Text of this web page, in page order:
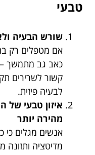
טבעי
שורש הבעיה
אם מטפלים רק
כאב גב מתמשך
קשור לשרירים
לבעיה פיזית.
איזון טבעי של
מהירה יותר
אנשים מגלים כי
מדיטציה